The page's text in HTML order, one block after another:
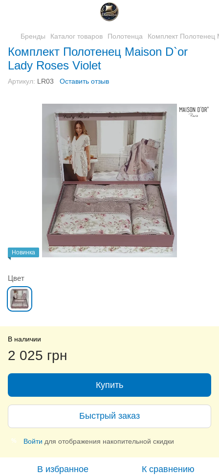
Бренды Каталог товаров Полотенца Комплект Полотенец
Комплект Полотенец Maison D`or
Lady Roses Violet
Артикул: LR03 Оставить отзыв
Новинка
Цвет
В наличии
2 025 грн
Купить
Быстрый заказ
% Войти для отображения накопительной скидки
В избранное К сравнению